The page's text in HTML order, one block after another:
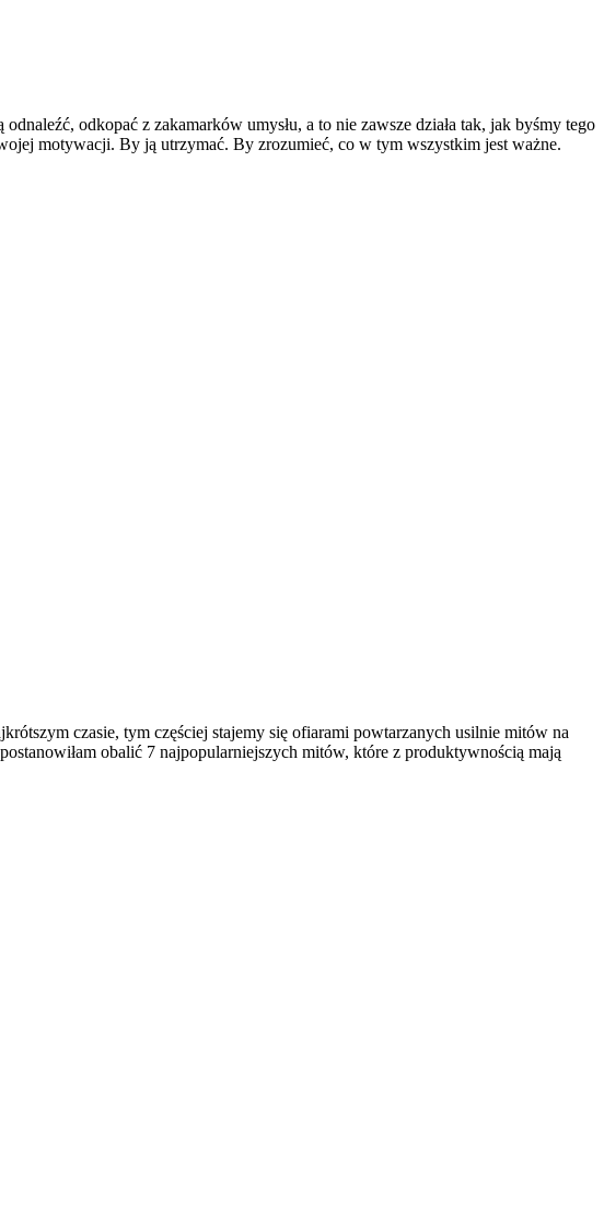
odkopać z zakamarków umysłu, a to nie zawsze działa tak, jak byśmy tego
motywacji. By ją utrzymać. By zrozumieć, co w tym wszystkim jest ważne.
czasie, tym częściej stajemy się ofiarami powtarzanych usilnie mitów na
obalić 7 najpopularniejszych mitów, które z produktywnością mają